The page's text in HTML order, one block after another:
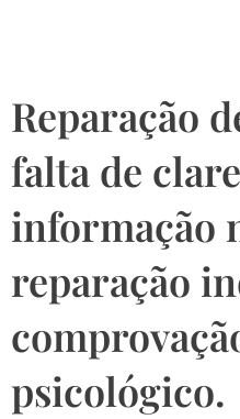
Reparação
falta de
informação
reparação
psicológico.